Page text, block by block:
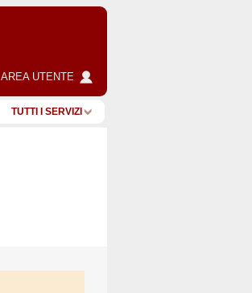
AREA UTENTE
TUTTI I SERVIZI